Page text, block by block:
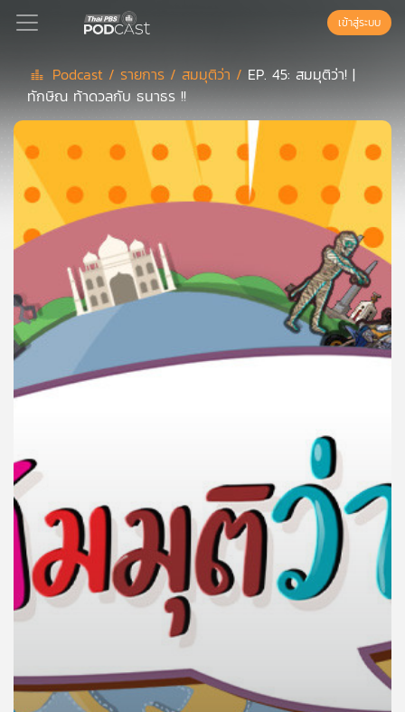
Podcast
เพล
สต์
แนะนำ
เพล
ย์
ลิ
ของ
เพลง
บทความ
ข่าว
เข้าสู่ระบบ
Podcast / รายการ /สมมุติว่า / EP. 45: สมมุติว่า! |
ทักษิณ ท้าดวลกับ ธนาธร !!